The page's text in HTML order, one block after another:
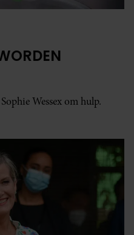
Wessex om hulp.